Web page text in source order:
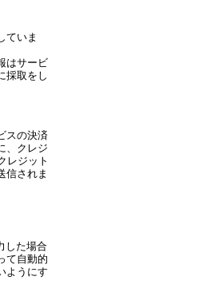
ていま
はサービ
採取をし
スの決済
、クレジ
レジット
信されま
した場合
て自動的
ようにす